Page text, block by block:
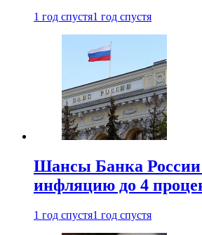
1 год спустя1 год спустя
Шансы Банка России
инфляцию до 4
1 год спустя1 год спустя